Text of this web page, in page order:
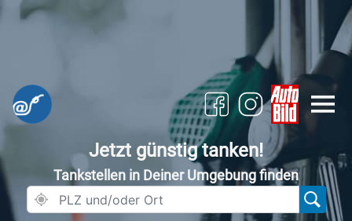
Jetzt günstig tanken!
Tankstellen in Deiner Umgebung finden